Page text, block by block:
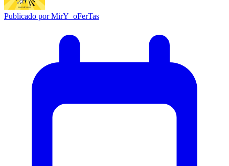
Publicado porMirY_oFerTas